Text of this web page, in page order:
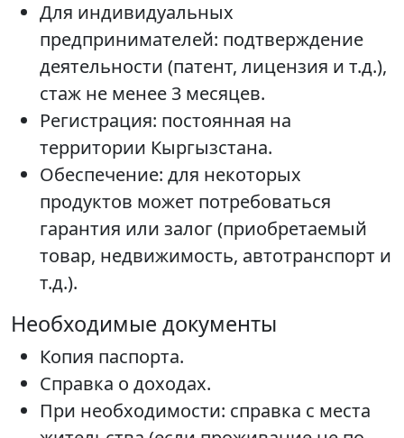
Для индивидуальных
предпринимателей: подтверждение
деятельности (патент, лицензия и т.д.),
стаж не менее 3 месяцев.
Регистрация: постоянная на
территории Кыргызстана.
Обеспечение: для некоторых
продуктов может потребоваться
гарантия или залог (приобретаемый
товар, недвижимость, автотранспорт и
т.д.).
Необходимые документы
Копия паспорта.
Справка о доходах.
При необходимости: справка с места